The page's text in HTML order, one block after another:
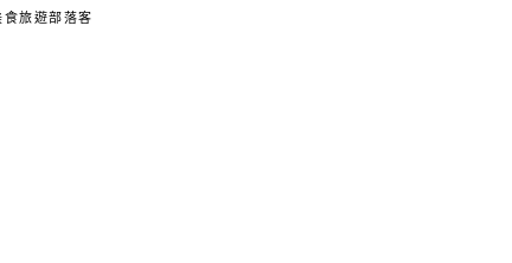
旅遊部落客